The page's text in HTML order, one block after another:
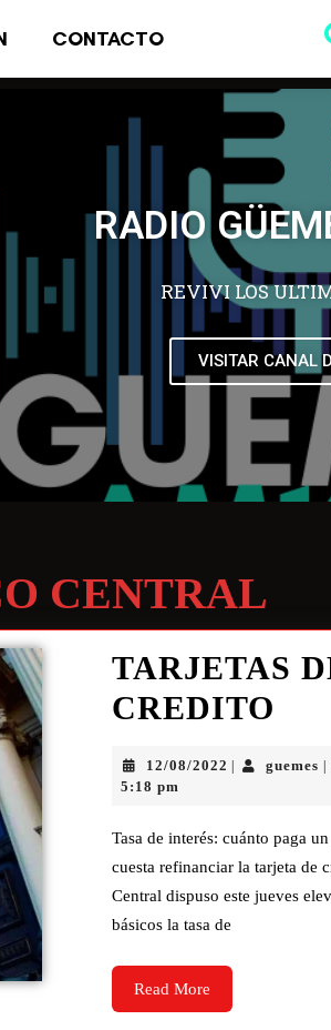
CONTACTO
RADIO
REVIVI LOS
VISITAR CANAL
CENTRAL
TARJETAS
CREDITO
12/08/2022 guemes
5:18 pm
Tasa de interés: cuánto paga
cuesta refinanciar la tarjeta de
Central dispuso este jueves
básicos la tasa de
Read More